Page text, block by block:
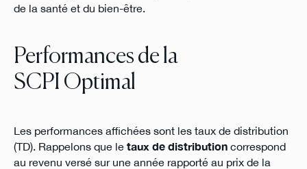
de la santé et du bien-être.
Performances de la
SCPI Optimal
Les performances affichées sont les taux de distribution
(TD). Rappelons que le taux de distributioncorrespond
au revenu versé sur une année rapporté au prix de la